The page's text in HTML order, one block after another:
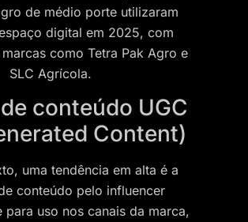
de médio porte utilizaram
digital em 2025, com
como Tetra Pak Agro e
SLC Agrícola.
conteúdo UGC
Content)
uma tendência em alta é a
conteúdo pelo influencer
para uso nos canais da marca,